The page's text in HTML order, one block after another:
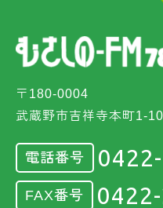
〒180-0004
武蔵野市吉祥寺本町1-
電話番号
FAX番号